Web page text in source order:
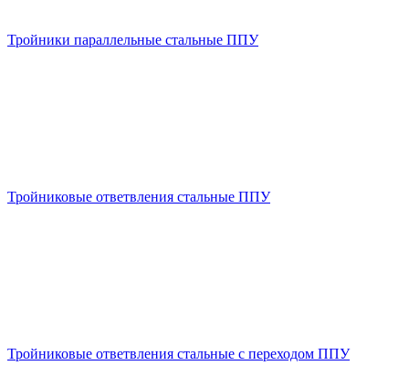
Тройники параллельные стальные ППУ
Тройниковые ответвления стальные ППУ
Тройниковые ответвления стальные с переходом ППУ